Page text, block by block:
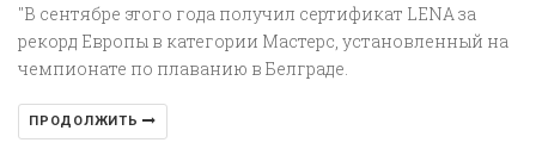
"В сентябре этого года получил сертификат LENA за
рекорд Европы в категории Мастерс, установленный на
чемпионате по плаванию в Белграде.
ПРОДОЛЖИТЬ